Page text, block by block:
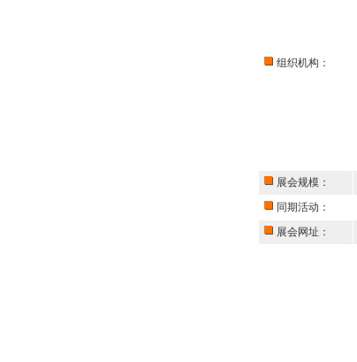
组织机构：
展会规模：
同期活动：
展会网址：